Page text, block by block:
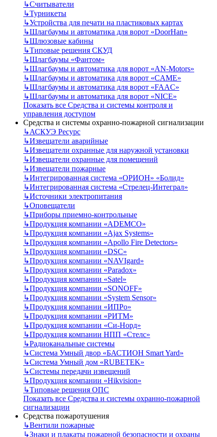
↳Считыватели
↳Турникеты
↳Устройства для печати на пластиковых картах
↳Шлагбаумы и автоматика для ворот «DoorHan»
↳Шлюзовые кабины
↳Типовые решения СКУД
↳Шлагбаумы «Фантом»
↳Шлагбаумы и автоматика для ворот «AN-Motors»
↳Шлагбаумы и автоматика для ворот «CAME»
↳Шлагбаумы и автоматика для ворот «FAAC»
↳Шлагбаумы и автоматика для ворот «NICE»
Показать все Средства и системы контроля и
управления доступом
Средства и системы охранно-пожарной сигнализации
↳АСКУЭ Ресурс
↳Извещатели аварийные
↳Извещатели охранные для наружной установки
↳Извещатели охранные для помещений
↳Извещатели пожарные
↳Интегрированная система «ОРИОН» «Болид»
↳Интегрированная система «Стрелец-Интеграл»
↳Источники электропитания
↳Оповещатели
↳Приборы приемно-контрольные
↳Продукция компании «ADEMCO»
↳Продукция компании «Ajax Systems»
↳Продукция компании «Apollo Fire Detectors»
↳Продукция компании «DSC»
↳Продукция компании «NAVIgard»
↳Продукция компании «Paradox»
↳Продукция компании «Satel»
↳Продукция компании «SONOFF»
↳Продукция компании «System Sensor»
↳Продукция компании «ИПРо»
↳Продукция компании «РИТМ»
↳Продукция компании «Си-Норд»
↳Продукция компании НПП «Стелс»
↳Радиоканальные системы
↳Система Умный двор «БАСТИОН Smart Yard»
↳Система Умный дом «RUBETEK»
↳Системы передачи извещений
↳Продукция компании «Hikvision»
↳Типовые решения ОПС
Показать все Средства и системы охранно-пожарной
сигнализации
Средства пожаротушения
↳Вентили пожарные
↳Знаки и плакаты пожарной безопасности и охраны